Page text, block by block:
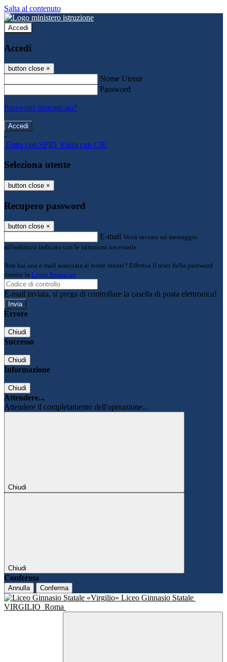
Salta al contenuto
Accedi
Accedi
button close ×
Nome Utente
Password
Password dimenticata?
-
Entra con SPID Entra con CIE
Seleziona utente
button close ×
Recupero password
button close ×
E-mail Verrà inviato un messaggio
all'indirizzo indicato con le istruzioni necessarie.
Non hai una e-mail associata al nome utente? Effettua il reset della password
tramite la Login Spaggiari
E-mail inviata, si prega di controllare la casella di posta elettronica!
Errore
Chiudi
Successo
Chiudi
Informazione
Chiudi
Attendere...
Attendere il completamento dell'operazione...
Chiudi
Chiudi
Conferma
Annulla Conferma
Liceo Ginnasio Statale
VIRGILIO Roma